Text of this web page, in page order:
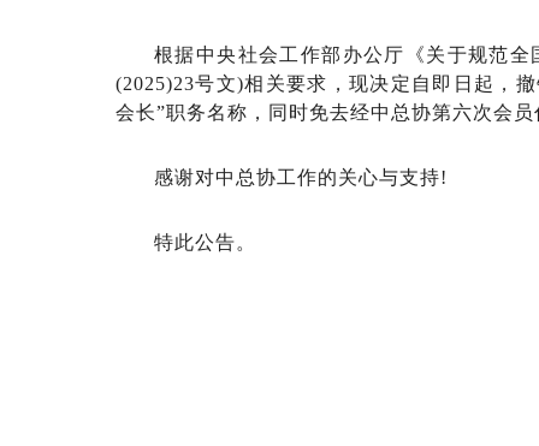
根据中央社会工作部办公厅 《关于规范全
(2025)23号文)相关要求，现决定自即日起，
会长”职务名称，同时免去经中总协第六次会
感谢对中总协工作的关心与支持!
特此公告。